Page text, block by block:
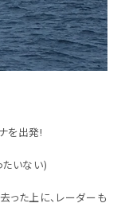
を出発!
いない)
った上に、レーダーも